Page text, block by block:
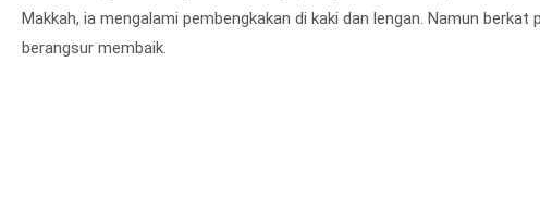
Makkah, ia mengalami pembengkakan di kaki dan lengan. Namun
berangsur membaik.